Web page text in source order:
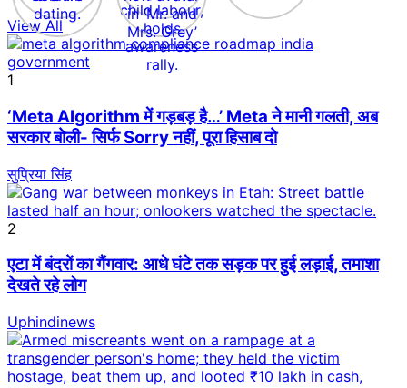
View All
1
‘Meta Algorithm में गड़बड़ है…’ Meta ने मानी गलती, अब
सरकार बोली- सिर्फ Sorry नहीं, पूरा हिसाब दो
सुप्रिया सिंह
2
एटा में बंदरों का गैंगवार: आधे घंटे तक सड़क पर हुई लड़ाई, तमाशा
देखते रहे लोग
Uphindinews